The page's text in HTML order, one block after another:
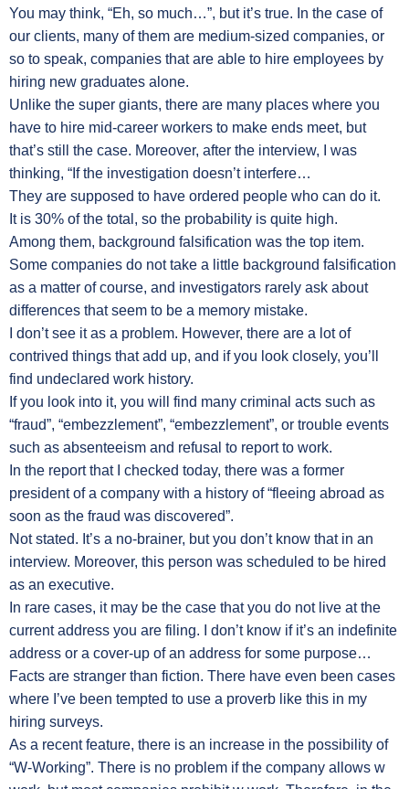
You may think, “Eh, so much…”, but it’s true. In the case of
our clients, many of them are medium-sized companies, or
so to speak, companies that are able to hire employees by
hiring new graduates alone.
Unlike the super giants, there are many places where you
have to hire mid-career workers to make ends meet, but
that’s still the case. Moreover, after the interview, I was
thinking, “If the investigation doesn’t interfere…
They are supposed to have ordered people who can do it.
It is 30% of the total, so the probability is quite high.
Among them, background falsification was the top item.
Some companies do not take a little background falsification
as a matter of course, and investigators rarely ask about
differences that seem to be a memory mistake.
I don’t see it as a problem. However, there are a lot of
contrived things that add up, and if you look closely, you’ll
find undeclared work history.
If you look into it, you will find many criminal acts such as
“fraud”, “embezzlement”, “embezzlement”, or trouble events
such as absenteeism and refusal to report to work.
In the report that I checked today, there was a former
president of a company with a history of “fleeing abroad as
soon as the fraud was discovered”.
Not stated. It’s a no-brainer, but you don’t know that in an
interview. Moreover, this person was scheduled to be hired
as an executive.
In rare cases, it may be the case that you do not live at the
current address you are filing. I don’t know if it’s an indefinite
address or a cover-up of an address for some purpose…
Facts are stranger than fiction. There have even been cases
where I’ve been tempted to use a proverb like this in my
hiring surveys.
As a recent feature, there is an increase in the possibility of
“W-Working”. There is no problem if the company allows w